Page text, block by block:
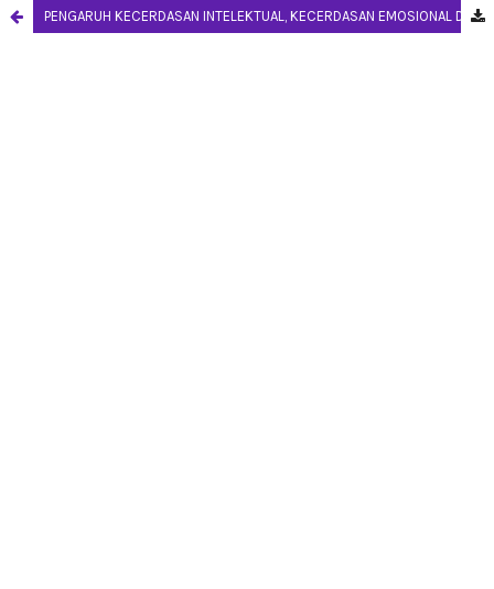
PENGARUH KECERDASAN INTELEKTUAL, KECERDASAN EMOSIONAL DAN KECERDASAN SPIRITUAL TERHADAP SIKAP ETIS MAHASISWA AKUNTANSI (Studi Empiris Pada Mahasiswa Prodi Akuntansi Universitas Negeri Yogyakarta)